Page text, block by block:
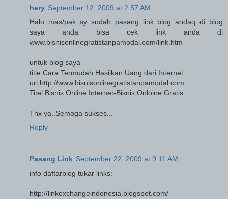
hery September 12, 2009 at 2:57 AM
Halo mas/pak..sy sudah pasang link blog andaq di blog
saya anda bisa cek link anda di
www.bisnisonlinegratistanpamodal.com/link.htm
untuk blog saya
title:Cara Termudah Hasilkan Uang dari Internet
url:http://www.bisnisonlinegratistanpamodal.com
Titel:Bisnis Online Internet-Bisnis Onloine Gratis
Thx ya..Semoga sukses...
Reply
Pasang Link September 22, 2009 at 9:11 AM
info daftarblog tukar links:
http://linkexchangeindonesia.blogspot.com/